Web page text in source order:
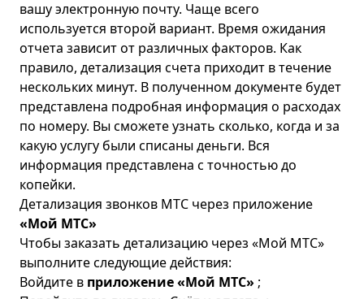
вашу электронную почту. Чаще всего
используется второй вариант. Время ожидания
отчета зависит от различных факторов. Как
правило, детализация счета приходит в течение
нескольких минут. В полученном документе будет
представлена подробная информация о расходах
по номеру. Вы сможете узнать сколько, когда и за
какую услугу были списаны деньги. Вся
информация представлена с точностью до
копейки.
Детализация звонков МТС через приложение
«Мой МТС»
Чтобы заказать детализацию через «Мой МТС»
выполните следующие действия:
Войдите в приложение «Мой МТС» ;